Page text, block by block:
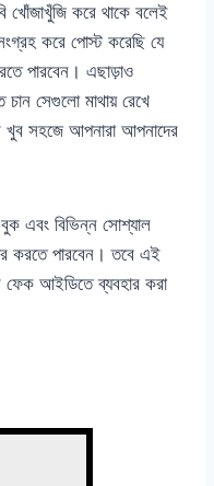
করে থাকে বলেই
করে পোস্ট করেছি যে
পারবেন। এছাড়াও
সেগুলো মাথায় রেখে
খুব সহজে আপনারা আপনাদের
এবং বিভিন্ন সোশ্যাল
করতে পারবেন। তবে এই
ফেক আইডিতে ব্যবহার করা